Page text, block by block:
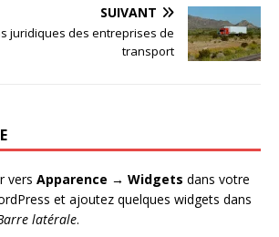
SUIVANT
juridiques des entreprises de
transport
vers Apparence → Widgets dans votre
et ajoutez quelques widgets dans
latérale.